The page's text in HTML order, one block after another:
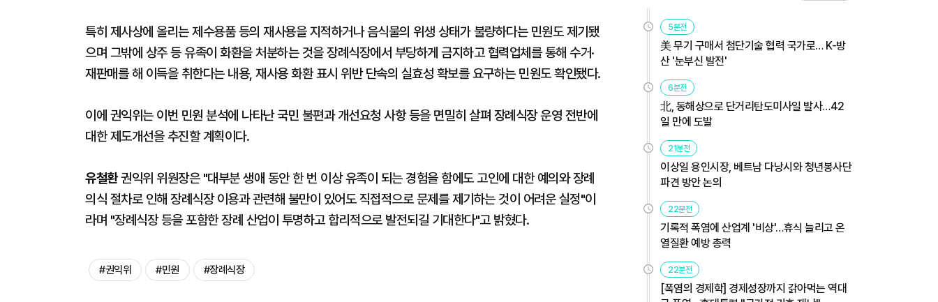
특히 제사상에 올리는 제수용품 등의 재사용을 지적하거나 음식물의 위생 상태가 불량하다는 민원도 제기됐
으며 그밖에 상주 등 유족이 화환을 처분하는 것을 장례식장에서 부당하게 금지하고 협력업체를 통해 수거·
재판매를 해 이득을 취한다는 내용, 재사용 화환 표시 위반 단속의 실효성 확보를 요구하는 민원도 확인됐다.
이에 권익위는 이번 민원 분석에 나타난 국민 불편과 개선요청 사항 등을 면밀히 살펴 장례식장 운영 전반에
대한 제도개선을 추진할 계획이다.
유철환권익위 위원장은 "대부분 생애 동안 한 번 이상 유족이 되는 경험을 함에도 고인에 대한 예의와 장례
의식 절차로 인해 장례식장 이용과 관련해 불만이 있어도 직접적으로 문제를 제기하는 것이 어려운 실정"이
라며 "장례식장 등을 포함한 장례 산업이 투명하고 합리적으로 발전되길 기대한다"고 밝혔다.
#권익위 #민원 #장례식장
5분전
美 무기 구매서 첨단기술 협력 국가로… K-방
산 '눈부신 발전'
6분전
北, 동해상으로 단거리탄도미사일 발사…42
일 만에 도발
21분전
이상일 용인시장, 베트남 다낭시와 청년봉사단
파견 방안 논의
22분전
기록적 폭염에 산업계 '비상'…휴식 늘리고 온
열질환 예방 총력
22분전
[폭염의 경제학] 경제성장까지 갉아먹는 역대